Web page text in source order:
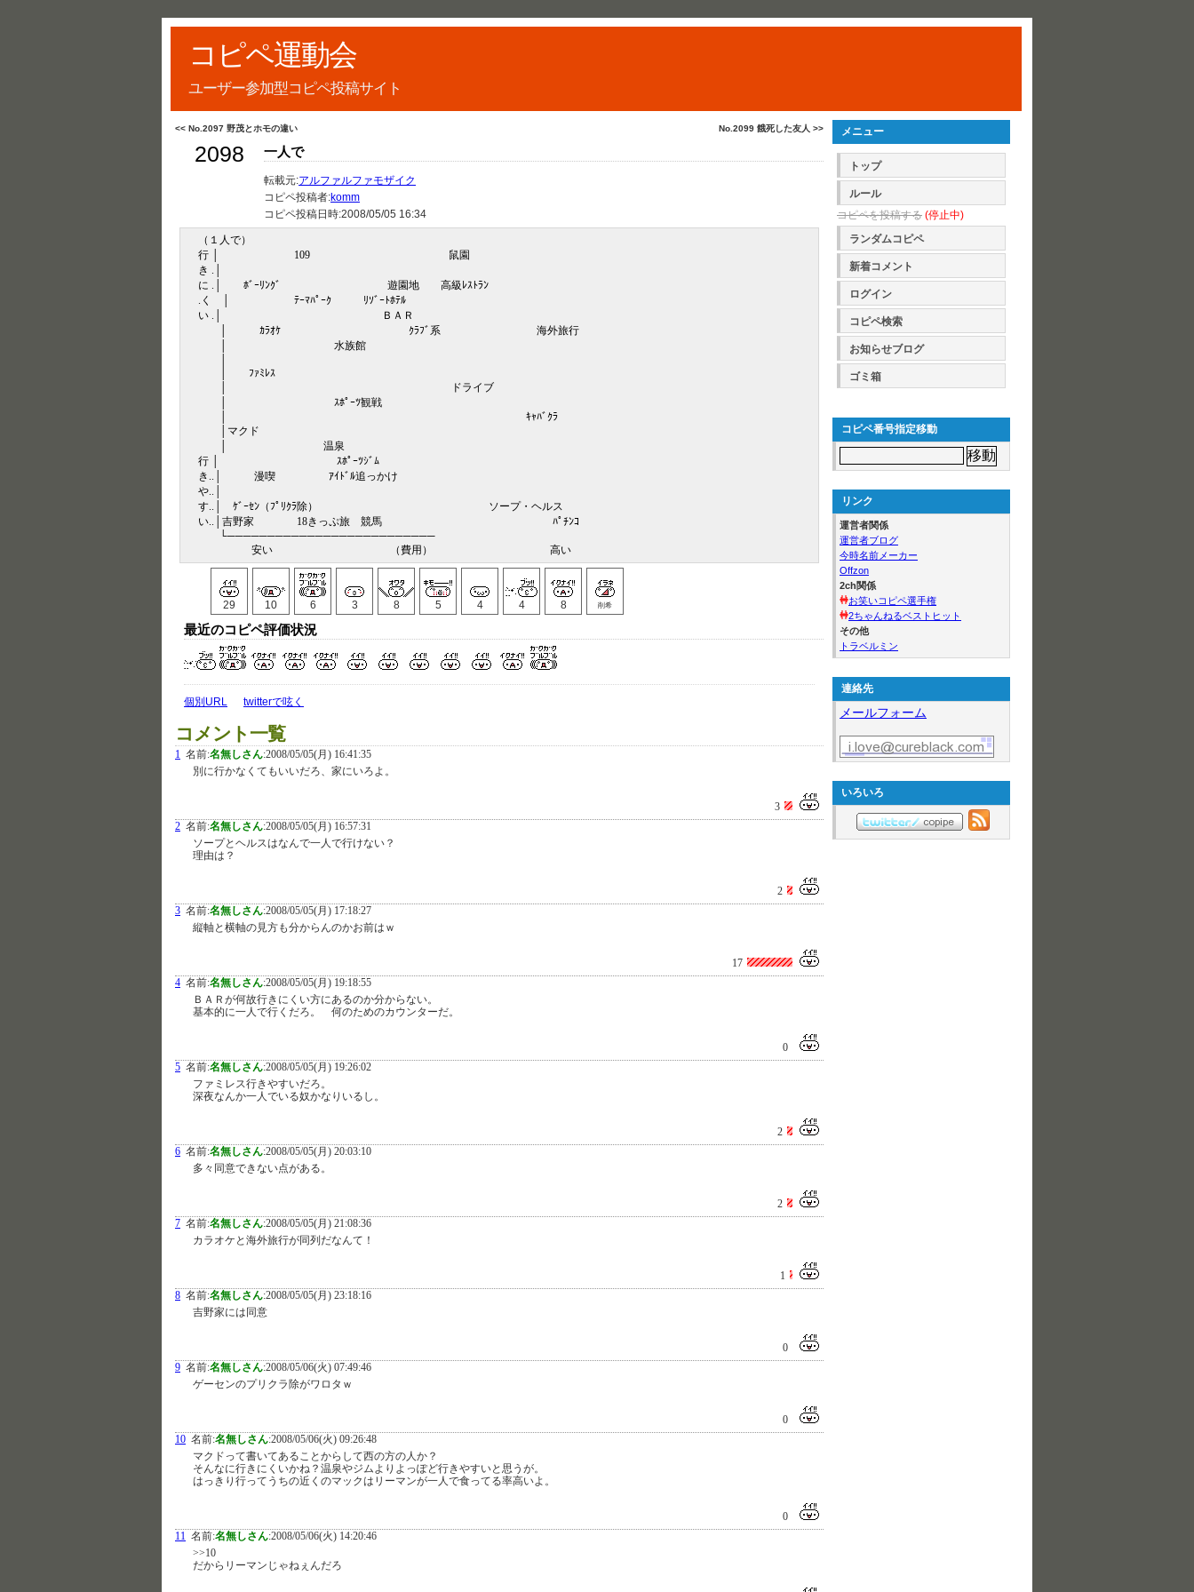
コピペ運動会
ユーザー参加型コピペ投稿サイト
No.2099 餓死した友人 >>
<< No.2097 野茂とホモの違い
2098 一人で
転載元:アルファルファモザイク
コピペ投稿者:komm
コピペ投稿日時:2008/05/05 16:34
（１人で）
行 │ 109 鼠園
き .│
に .│ ﾎﾞｰﾘﾝｸﾞ 遊園地 高級ﾚｽﾄﾗﾝ
.く │ ﾃｰﾏﾊﾟｰｸ ﾘｿﾞｰﾄﾎﾃﾙ
い .│ ＢＡＲ
│ ｶﾗｵｹ ｸﾗﾌﾞ系 海外旅行
│ 水族館
│ ﾌｧﾐﾚｽ
│ ドライブ
│ ｽﾎﾟｰﾂ観戦
│ ｷｬﾊﾞｸﾗ
│マクド
│ 温泉
行 │ ｽﾎﾟｰﾂｼﾞﾑ
き..│ 漫喫 ｱｲﾄﾞﾙ追っかけ
や..│
す..│ ｹﾞｰｾﾝ（ﾌﾟﾘｸﾗ除） ソープ・ヘルス
い..│吉野家 18きっぷ旅 競馬 ﾊﾟﾁﾝｺ
└──────────────────────────
安い （費用） 高い
29 10 6 3 8 5 4 4 8 削希
最近のコピペ評価状況
個別URL twitterで呟く
コメント一覧
1 名前:名無しさん:2008/05/05(月) 16:41:35
別に行かなくてもいいだろ、家にいろよ。
3
2 名前:名無しさん:2008/05/05(月) 16:57:31
ソープとヘルスはなんで一人で行けない？
理由は？
2
3 名前:名無しさん:2008/05/05(月) 17:18:27
縦軸と横軸の見方も分からんのかお前はｗ
17
4 名前:名無しさん:2008/05/05(月) 19:18:55
ＢＡＲが何故行きにくい方にあるのか分からない。
基本的に一人で行くだろ。 何のためのカウンターだ。
0
5 名前:名無しさん:2008/05/05(月) 19:26:02
ファミレス行きやすいだろ。
深夜なんか一人でいる奴かなりいるし。
2
6 名前:名無しさん:2008/05/05(月) 20:03:10
多々同意できない点がある。
2
7 名前:名無しさん:2008/05/05(月) 21:08:36
カラオケと海外旅行が同列だなんて！
1
8 名前:名無しさん:2008/05/05(月) 23:18:16
吉野家には同意
0
9 名前:名無しさん:2008/05/06(火) 07:49:46
ゲーセンのプリクラ除がワロタｗ
0
10 名前:名無しさん:2008/05/06(火) 09:26:48
マクドって書いてあることからして西の方の人か？
そんなに行きにくいかね？温泉やジムよりよっぽど行きやすいと思うが。
はっきり行ってうちの近くのマックはリーマンが一人で食ってる率高いよ。
0
11 名前:名無しさん:2008/05/06(火) 14:20:46
>>10
だからリーマンじゃねぇんだろ
メニュー
トップ
ルール
コピペを投稿する (停止中)
ランダムコピペ
新着コメント
ログイン
コピペ検索
お知らせブログ
ゴミ箱
コピペ番号指定移動
リンク
運営者関係
運営者ブログ
今時名前メーカー
Offzon
2ch関係
お笑いコピペ選手権
2ちゃんねるベストヒット
その他
トラベルミン
連絡先
メールフォーム
いろいろ